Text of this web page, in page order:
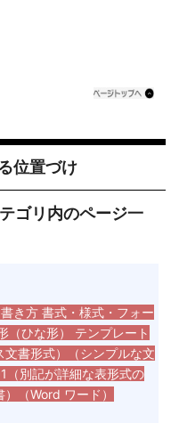
位置づけ
ゴリ内のページ一
き方 書式・様式・フォー
（ひな形） テンプレート
文書形式）（シンプルな文
（別記が詳細な表形式の
）（Word ワード）